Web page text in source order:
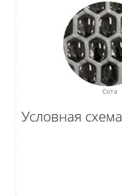
Сота
Условная схема